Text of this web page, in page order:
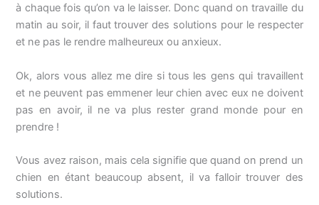
à chaque fois qu’on va le laisser. Donc quand on travaille du
matin au soir, il faut trouver des solutions pour le respecter
et ne pas le rendre malheureux ou anxieux.
Ok, alors vous allez me dire si tous les gens qui travaillent
et ne peuvent pas emmener leur chien avec eux ne doivent
pas en avoir, il ne va plus rester grand monde pour en
prendre !
Vous avez raison, mais cela signifie que quand on prend un
chien en étant beaucoup absent, il va falloir trouver des
solutions.